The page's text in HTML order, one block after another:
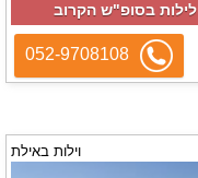
052-9708108
וילות באילת